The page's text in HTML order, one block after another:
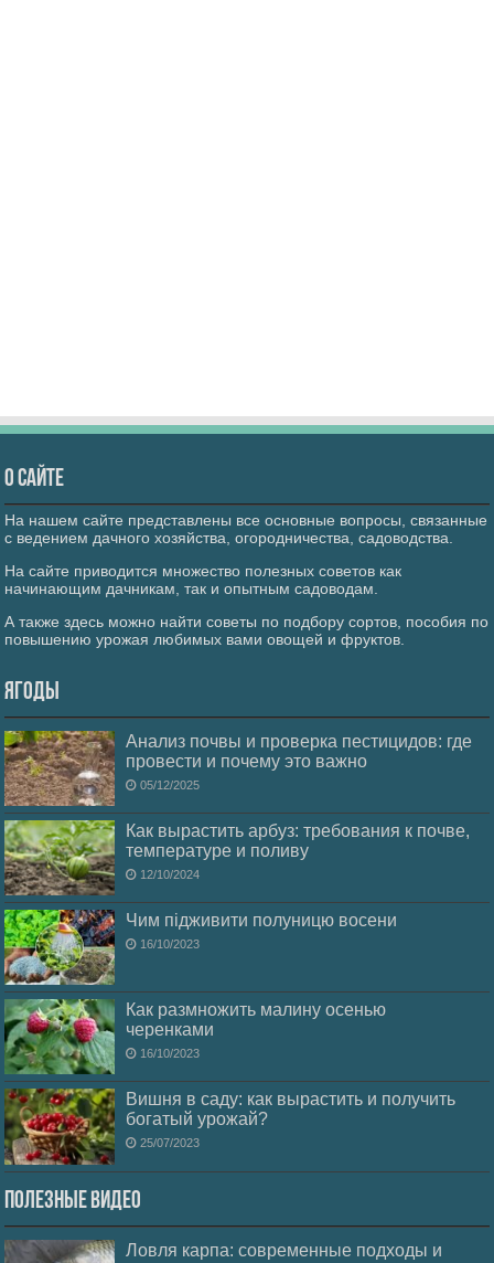
О сайте
На нашем сайте представлены все основные вопросы, связанные
с ведением дачного хозяйства, огородничества, садоводства.
На сайте приводится множество полезных советов как
начинающим дачникам, так и опытным садоводам.
А также здесь можно найти советы по подбору сортов, пособия по
повышению урожая любимых вами овощей и фруктов.
Ягоды
Анализ почвы и проверка пестицидов: где
провести и почему это важно
05/12/2025
Как вырастить арбуз: требования к почве,
температуре и поливу
12/10/2024
Чим підживити полуницю восени
16/10/2023
Как размножить малину осенью
черенками
16/10/2023
Вишня в саду: как вырастить и получить
богатый урожай?
25/07/2023
Полезные видео
Ловля карпа: современные подходы и